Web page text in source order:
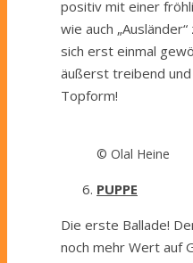
positiv mit einer
wie auch
sich erst einmal
äußerst treibend und
Topform!
© Olal Heine
PUPPE
Die erste Ballade!
noch mehr Wert auf